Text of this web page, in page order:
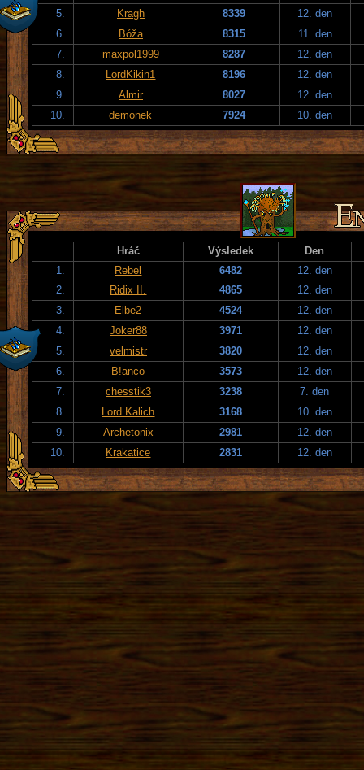
5.
Kragh 8339
12. den
6.
Bóža 8315
11. den
7.
maxpol1999 8287
12. den
8.
LordKikin1 8196
12. den
9.
Almir 8027
12. den
10.
demonek 7924 10. den
Hráč Výsledek
Den
1.
Rebel 6482
12. den
2.
Ridix II. 4865
12. den
3.
Elbe2 4524
12. den
4.
Joker88 3971
12. den
5.
velmistr 3820
12. den
6.
B!anco 3573
12. den
7.
chesstik3 3238
7. den
8.
Lord Kalich 3168
10. den
9.
Archetonix 2981
12. den
10.
Krakatice 2831 12. den